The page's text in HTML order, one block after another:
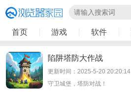
首页 游戏 软件
陷阱塔防大作战
更新时间：2025-5-20 20:20:14
守卫城堡，塔防对战！